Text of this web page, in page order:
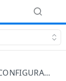
CONFIGURAÇÃO DO FINGERPRINT PARA A ANÁLISE CYBERSOURCE